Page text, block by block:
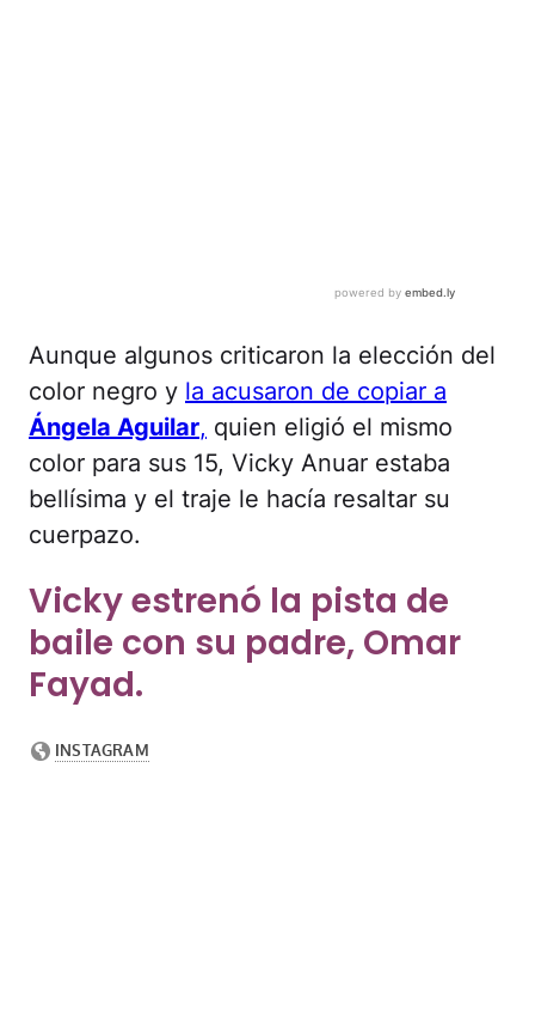
Aunque algunos criticaron la elección del
color negro y la acusaron de copiar a
Ángela Aguilar, quien eligió el mismo
color para sus 15, Vicky Anuar estaba
bellísima y el traje le hacía resaltar su
cuerpazo.
Vicky estrenó la pista de
baile con su padre, Omar
Fayad.